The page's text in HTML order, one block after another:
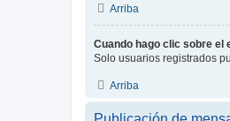
Arriba
Cuando hago clic sobre el
Solo usuarios registrados
Arriba